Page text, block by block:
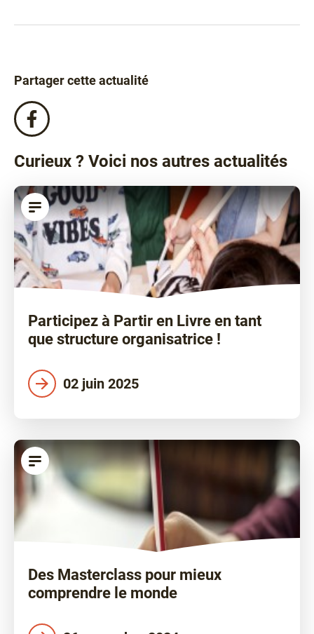
Partager cette actualité
Partagez
cette
actualité
sur
!
Curieux ? Voici nos autres actualités
article
Participez à Partir en Livre en tant
que structure organisatrice !
02 juin 2025
article
Des Masterclass pour mieux
comprendre le monde